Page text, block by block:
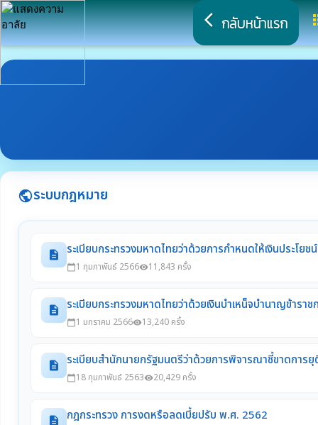
arrow_back_ios กลับหน้าแรก
publicระบบกฎหมาย